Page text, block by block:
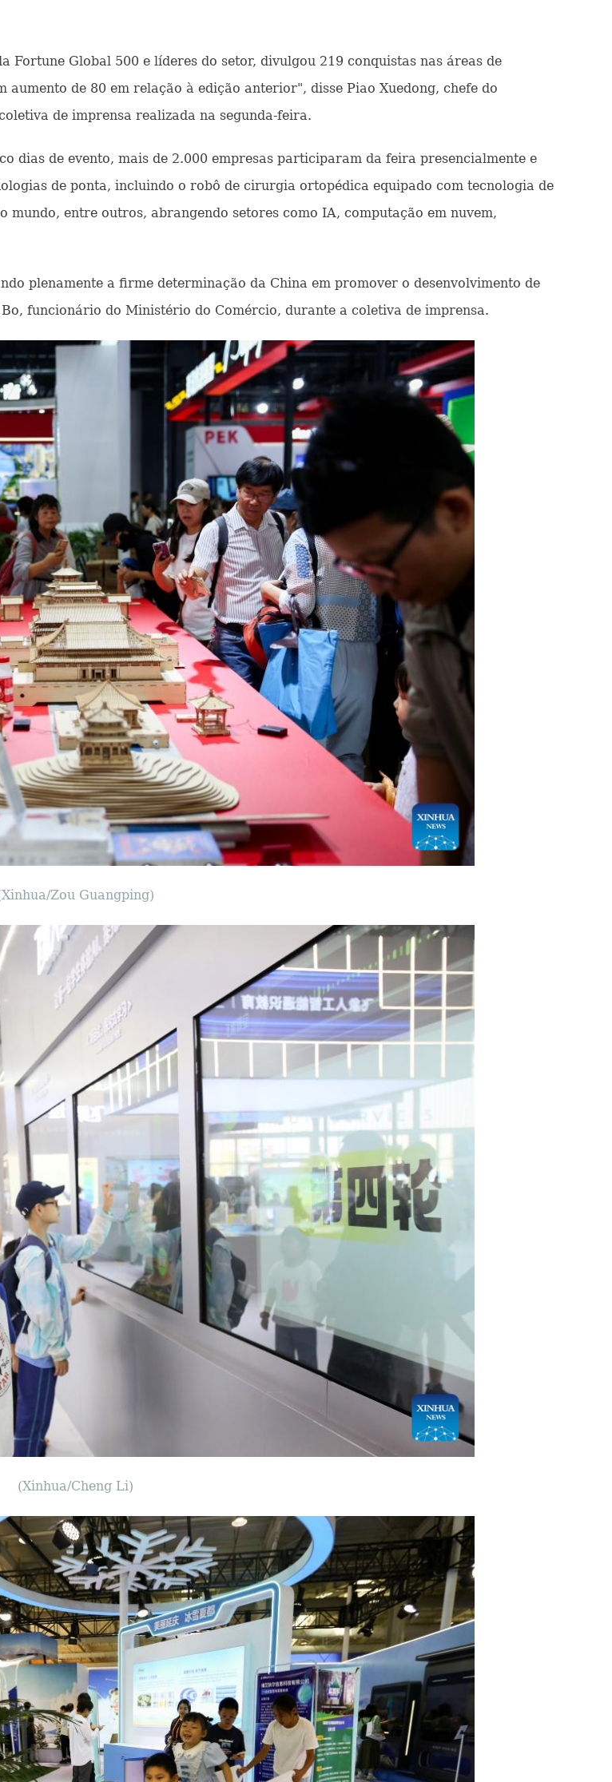
Fortune Global 500 e líderes do setor, divulgou 219 conquistas nas áreas de
de 80 em relação à edição anterior", disse Piao Xuedong, chefe do
de imprensa realizada na segunda-feira.
dias de evento, mais de 2.000 empresas participaram da feira presencialmente e
de ponta, incluindo o robô de cirurgia ortopédica equipado com tecnologia de
entre outros, abrangendo setores como IA, computação em nuvem,
plenamente a firme determinação da China em promover o desenvolvimento de
funcionário do Ministério do Comércio, durante a coletiva de imprensa.
Zou Guangping)
(Xinhua/Cheng Li)